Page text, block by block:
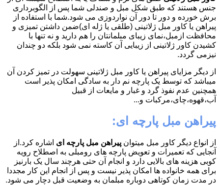
جنس هستند که طبق شکل مبل و صندلی شما پس از الگوبرداری
برش خورده و دور تا دور آن نواردوزی می شود.شما با استفاده از
پیراهن یا کاور مبل ژلاتینی (طلقی یا ژله ای)ضمن داشتن تمیزی و
محافظت ازمبل،نمای زیبای مبلمانتان را هم دارید و نه تنها با
کشیدن کاور ژلاتینی از زیبایی آن کاسته نمی شود بلکه دو چندان
نیزمی گردد.
از دیگر مزایای پیراهن یا کاور مبل ژلاتینی سهولت در تمیز کردن آن
میباشد که توسط یک پارچه نم دار به سادگی امکان پذیر است
همچنین عدم نفوذ گرد و غبار و مایعات از قبیل
آب،قهوه،چای،مرکبات و...
پیراهن مبل پارچه ای:
از انواع دیگر کاور مبل میتوان پیراهن مبل پارچه ای اشاره کرد.از
آنجایی که تعمیرات و تعویض پارچه های رومبلی به اصطلاح رویه
کوبی هزینه های بالایی دارد و انجام آن حتی هرچند سال یک بارنیز
برای همه خانواده ها امکان پذیر نیست و پس از انجام این کار مجددا
در مدت زمان کوتاهی دوباره مبلمان به وضعیت قبل دچار می شود.